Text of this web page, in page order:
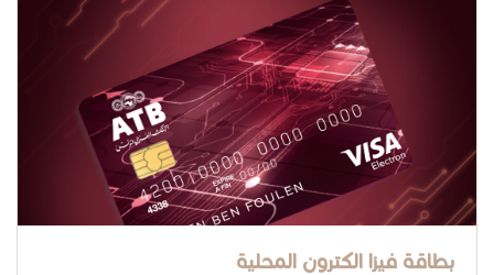
بطاقة فيزا الكترون المحلية